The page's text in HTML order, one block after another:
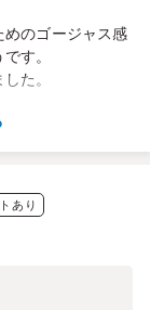
のゴージャス感
す。
た。
あり